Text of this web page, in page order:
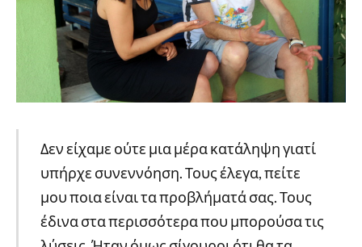
Δεν είχαμε ούτε μια μέρα κατάληψη γιατί
υπήρχε συνεννόηση. Τους έλεγα, πείτε
μου ποια είναι τα προβλήματά σας. Τους
έδινα στα περισσότερα που μπορούσα τις